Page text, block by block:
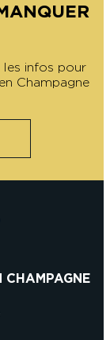
infos pour
Champagne
CHAMPAGNE